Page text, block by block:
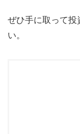
ぜひ手に取って投
い。